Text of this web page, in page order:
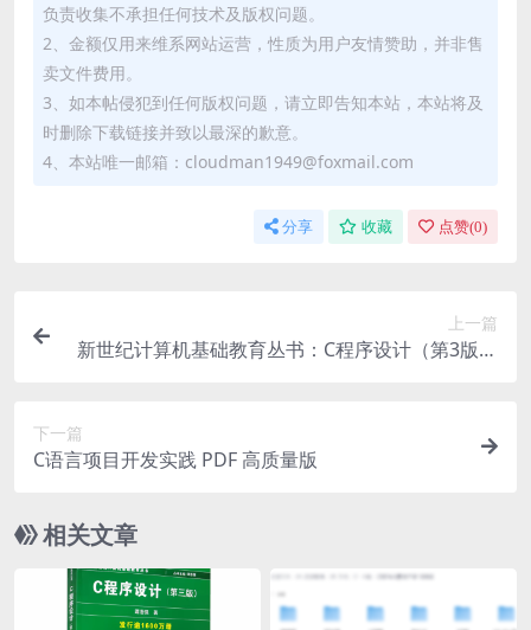
负责收集不承担任何技术及版权问题。
2、金额仅用来维系网站运营，性质为用户友情赞助，并非售
卖文件费用。
3、如本帖侵犯到任何版权问题，请立即告知本站，本站将及
时删除下载链接并致以最深的歉意。
4、本站唯一邮箱：cloudman1949@foxmail.com
分享 收藏 点赞(0)
上一篇
新世纪计算机基础教育丛书：C程序设计（第3版）
下一篇
C语言项目开发实践 PDF 高质量版
相关文章